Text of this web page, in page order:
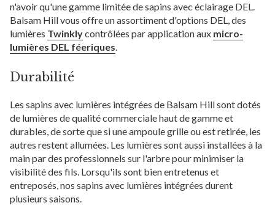
n'avoir qu'une gamme limitée de sapins avec éclairage DEL.
Balsam Hill vous offre un assortiment d'options DEL, des
lumières Twinklycontrôlées par application aux micro-
lumières DEL féeriques.
Durabilité
Les sapins avec lumières intégrées de Balsam Hill sont dotés
de lumières de qualité commerciale haut de gamme et
durables, de sorte que si une ampoule grille ou est retirée, les
autres restent allumées. Les lumières sont aussi installées à la
main par des professionnels sur l'arbre pour minimiser la
visibilité des fils. Lorsqu'ils sont bien entretenus et
entreposés, nos sapins avec lumières intégrées durent
plusieurs saisons.